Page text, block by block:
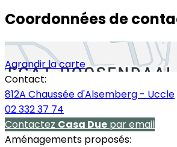
Coordonnées de
Agrandir la carte
Contact:
812A Chaussée d'Alsemberg - Uccle
02 332 37 74
Contactez Casa Due par email
Aménagements proposés: